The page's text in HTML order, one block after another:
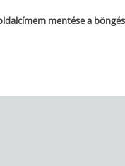
mentése a